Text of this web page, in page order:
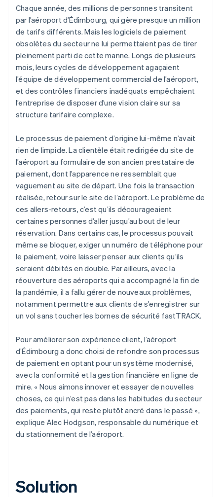
Chaque année, des millions de personnes transitent
par l’aéroport d’Édimbourg, qui gère presque un million
de tarifs différents. Mais les logiciels de paiement
obsolètes du secteur ne lui permettaient pas de tirer
pleinement parti de cette manne. Longs de plusieurs
mois, leurs cycles de développement agaçaient
l’équipe de développement commercial de l’aéroport,
et des contrôles financiers inadéquats empêchaient
l’entreprise de disposer d’une vision claire sur sa
structure tarifaire complexe.
Le processus de paiement d’origine lui-même n’avait
rien de limpide. La clientèle était redirigée du site de
l’aéroport au formulaire de son ancien prestataire de
paiement, dont l’apparence ne ressemblait que
vaguement au site de départ. Une fois la transaction
réalisée, retour sur le site de l’aéroport. Le problème de
ces allers-retours, c’est qu’ils décourageaient
certaines personnes d’aller jusqu’au bout de leur
réservation. Dans certains cas, le processus pouvait
même se bloquer, exiger un numéro de téléphone pour
le paiement, voire laisser penser aux clients qu’ils
seraient débités en double. Par ailleurs, avec la
réouverture des aéroports qui a accompagné la fin de
la pandémie, il a fallu gérer de nouveaux problèmes,
notamment permettre aux clients de s’enregistrer sur
un vol sans toucher les bornes de sécurité fastTRACK.
Pour améliorer son expérience client, l’aéroport
d’Édimbourg a donc choisi de refondre son processus
de paiement en optant pour un système modernisé,
avec la conformité et la gestion financière en ligne de
mire. « Nous aimons innover et essayer de nouvelles
choses, ce qui n’est pas dans les habitudes du secteur
des paiements, qui reste plutôt ancré dans le passé »,
explique Alec Hodgson, responsable du numérique et
du stationnement de l’aéroport.
Solution